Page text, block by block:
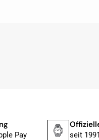
weiter empfehlen.